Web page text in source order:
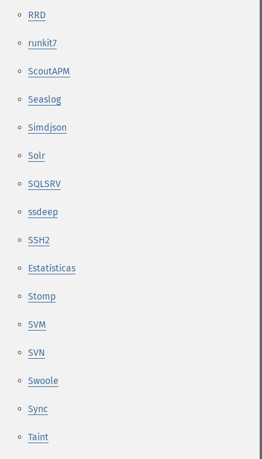
RRD
runkit7
ScoutAPM
Seaslog
Simdjson
Solr
SQLSRV
ssdeep
SSH2
Estatísticas
Stomp
SVM
SVN
Swoole
Sync
Taint